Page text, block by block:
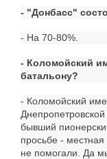
- "Донбасс"
- На 70-80%.
- Коломойский
батальону?
- Коломойский
бывший
просьбе -
не помогали. Да